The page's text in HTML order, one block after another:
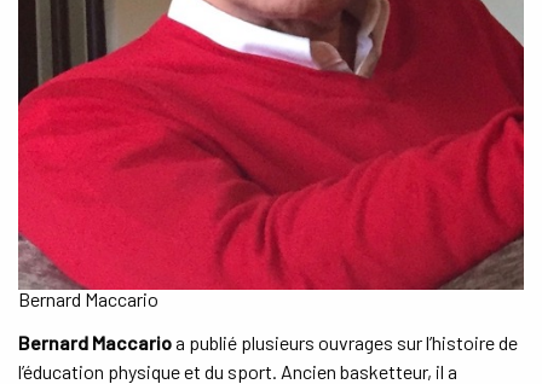
Bernard Maccario
Bernard Maccarioa publié plusieurs ouvrages sur l’histoire de
l’éducation physique et du sport. Ancien basketteur, il a